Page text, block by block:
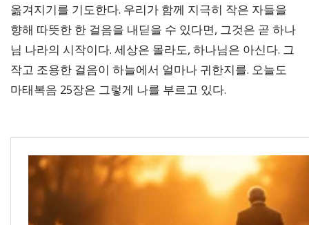
옮겨지기를 기도한다. 우리가 함께 지극히 작은 자들을
향해 따뜻한 한 걸음을 내딛을 수 있다면, 그것은 곧 하나
님 나라의 시작이다. 세상은 몰라도, 하나님은 아신다. 그
작고 조용한 걸음이 하늘에서 얼마나 귀한지를. 오늘도
마태복음 25장은 그렇게 나를 부르고 있다.